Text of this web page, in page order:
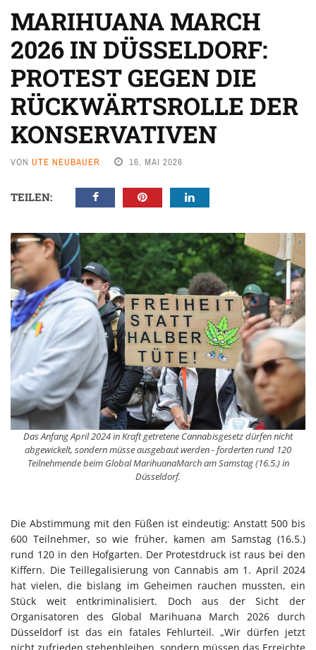
MARIHUANA MARCH
2026 IN DÜSSELDORF:
PROTEST GEGEN DIE
RÜCKWÄRTSROLLE DER
KONSERVATIVEN
VON UTE NEUBAUER 16. MAI 2026
TEILEN:
Das Anfang April 2024 in Kraft getretene Cannabisgesetz dürfen nicht
abgewickelt, sondern müsse ausgebaut werden - forderten rund 120
Teilnehmende beim Global MarihuanaMarch am Samstag (16.5.) in
Düsseldorf.
Die Abstimmung mit den Füßen ist eindeutig: Anstatt 500 bis
600 Teilnehmer, so wie früher, kamen am Samstag (16.5.)
rund 120 in den Hofgarten. Der Protestdruck ist raus bei den
Kiffern. Die Teillegalisierung von Cannabis am 1. April 2024
hat vielen, die bislang im Geheimen rauchen mussten, ein
Stück weit entkriminalisiert. Doch aus der Sicht der
Organisatoren des Global Marihuana March 2026 durch
Düsseldorf ist das ein fatales Fehlurteil. „Wir dürfen jetzt